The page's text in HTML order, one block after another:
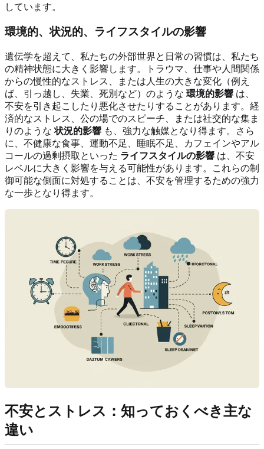
しています。
環境的、状況的、ライフスタイルの影響
遺伝学を超えて、私たちの外部世界と日常の習慣は、私たち
の精神状態に大きく影響します。トラウマ、仕事や人間関係
からの慢性的なストレス、または人生の大きな変化（例え
ば、引っ越し、失業、死別など）のような 環境的影響 は、
不安を引き起こしたり悪化させたりすることがあります。経
済的なストレス、公の場でのスピーチ、または社交的な集ま
りのような状況的影響 も、強力な触媒となり得ます。さら
に、不健康な食事、運動不足、睡眠不足、カフェインやアル
コールの過剰摂取といった ライフスタイルの影響 は、不安
レベルに大きく影響を与える可能性があります。これらの制
御可能な側面に対処することは、不安を管理するための強力
な一歩となり得ます。
不安とストレス ：知っておくべき主な
違い